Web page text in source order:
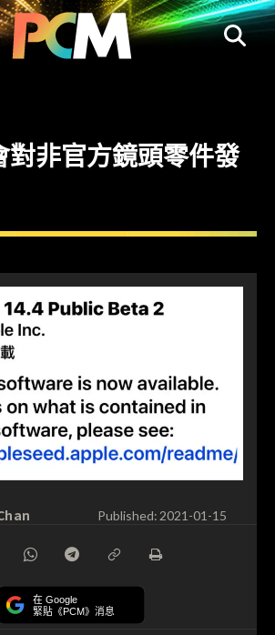
對非官方鏡頭零件發
Published: 2021-01-15
在 Google
緊貼《PCM》消息